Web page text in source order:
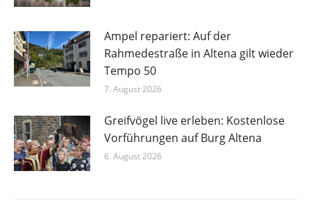
Ampel repariert: Auf der
Rahmedestraße in Altena gilt wieder
Tempo 50
7. August 2026
Greifvögel live erleben: Kostenlose
Vorführungen auf Burg Altena
6. August 2026